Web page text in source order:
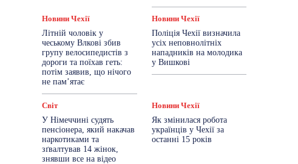
Новини Чехії
Літній чоловік у
чеському Влкові збив
групу велосипедистів з
дороги та поїхав геть:
потім заявив, що нічого
не пам’ятає
Новини Чехії
Поліція Чехії визначила
усіх неповнолітніх
нападників на молодика
у Вишкові
Світ
У Німеччині судять
пенсіонера, який накачав
наркотиками та
зґвалтував 14 жінок,
знявши все на відео
Новини Чехії
Як змінилася робота
українців у Чехії за
останні 15 років